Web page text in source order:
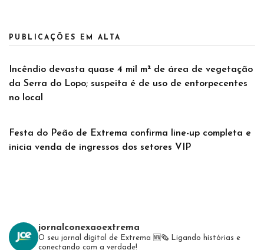
PUBLICAÇÕES EM ALTA
Incêndio devasta quase 4 mil m² de área de vegetação
da Serra do Lopo; suspeita é de uso de entorpecentes
no local
Festa do Peão de Extrema confirma line-up completa e
inicia venda de ingressos dos setores VIP
jornalconexaoextrema
O seu jornal digital de Extrema 🆕️🗞 Ligando histórias e
conectando com a verdade!